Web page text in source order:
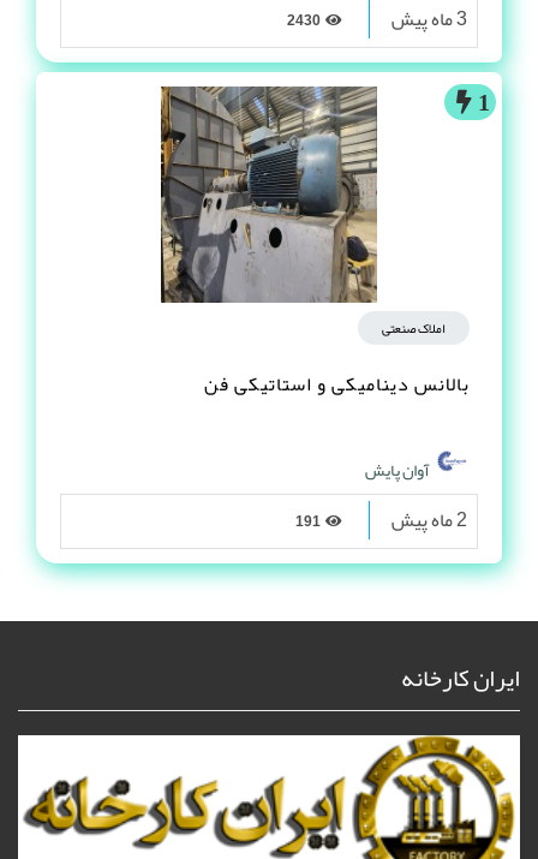
3 ماه پیش
1
املاک صنعتی
بالانس دینامیکی و استاتیکی فن
آوان پایش
2 ماه پیش
ایران کارخانه